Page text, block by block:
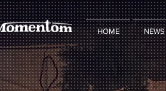
HOME NEWS